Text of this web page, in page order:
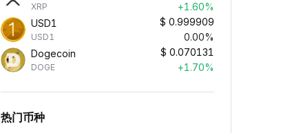
XRP
+1.60%
USD1
USD1
$ 0.999909
0.00%
Dogecoin
DOGE
$ 0.070131
+1.70%
热门币种